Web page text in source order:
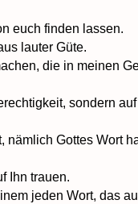
euch finden lassen.
lauter Güte.
die in meinen
sondern
nämlich Gottes Wort
Ihn trauen.
jeden Wort, das